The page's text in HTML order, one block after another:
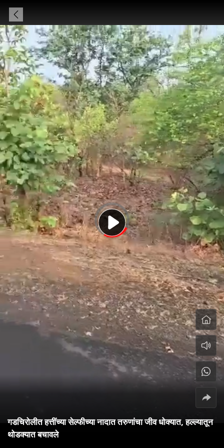
गडचिरोलीत हत्तींच्या सेल्फीच्या नादात तरुणांचा जीव धोक्यात, हल्ल्यातून
थोडक्यात बचावले